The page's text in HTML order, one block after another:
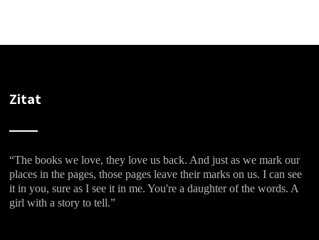
Zitat
“The books we love, they love us back. And just as we mark our
places in the pages, those pages leave their marks on us. I can see
it in you, sure as I see it in me. You're a daughter of the words. A
girl with a story to tell.”